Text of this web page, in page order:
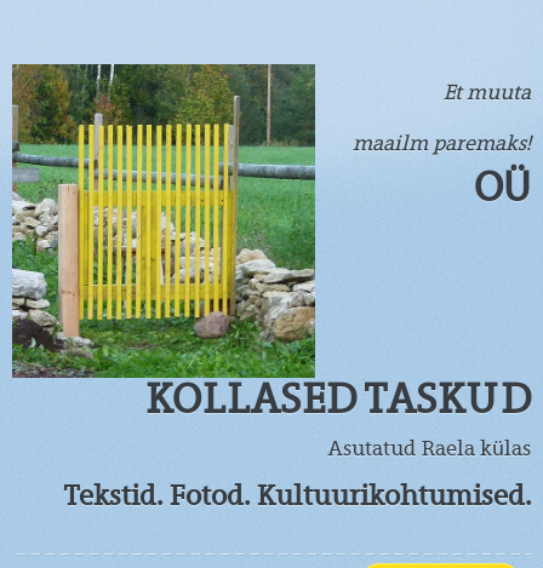
Et muuta
maailm paremaks!
OÜ
KOLLASED TASKUD
Asutatud Raela külas
Tekstid. Fotod. Kultuurikohtumised.